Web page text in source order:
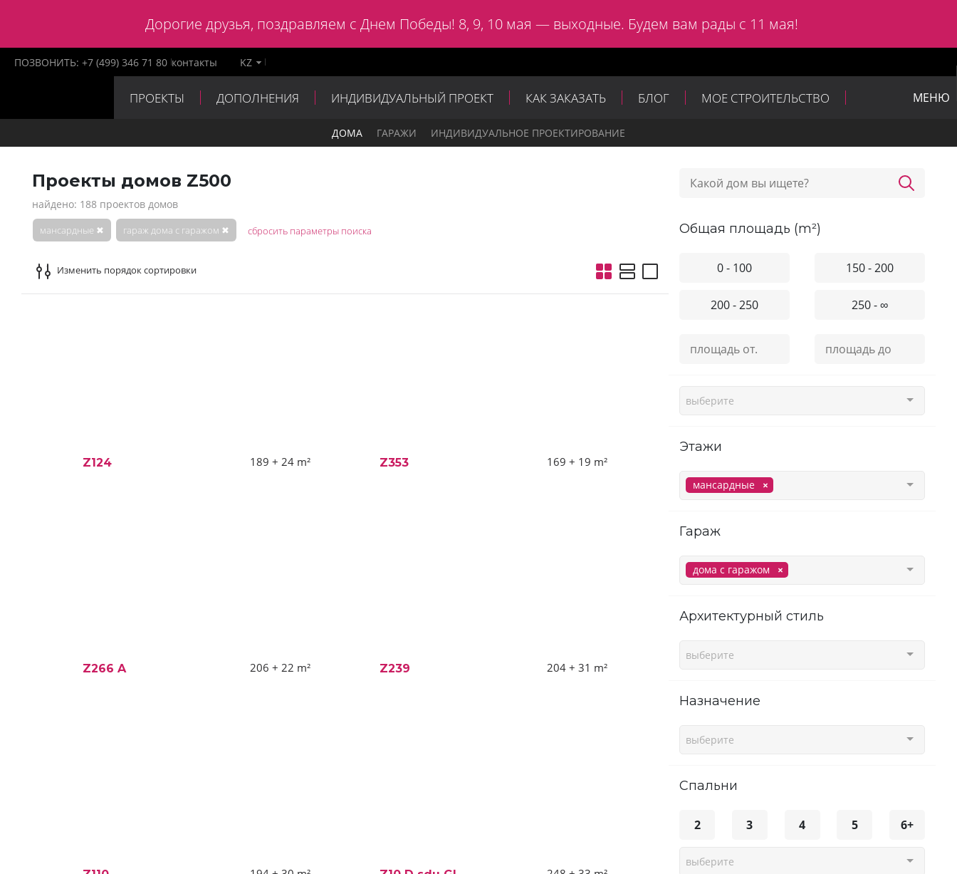
Дорогие друзья, поздравляем с Днем Победы! 8, 9, 10 мая — выходные. Будем вам рады с 11 мая!
ПОЗВОНИТЬ: +7 (499) 346 71 80 контакты KZ
ПРОЕКТЫ ДОПОЛНЕНИЯ ИНДИВИДУАЛЬНЫЙ ПРОЕКТ КАК ЗАКАЗАТЬ БЛОГ МОЕ СТРОИТЕЛЬСТВО МЕНЮ
ДОМА ГАРАЖИ ИНДИВИДУАЛЬНОЕ ПРОЕКТИРОВАНИЕ
Проекты домов Z500
найдено: 188 проектов домов
мансардные ✖ гараж дома с гаражом ✖ сбросить параметры поиска
Изменить порядок сортировки
Z124 189 + 24 m² Z353 169 + 19 m²
Z266 A 206 + 22 m² Z239 204 + 31 m²
общая площадь (m²)
0 - 100 150 - 200
200 - 250 250 - ∞
выберите
этажи
мансардные
гараж
дома с гаражом
Архитектурный стиль
выберите
Назначение
выберите
спальни
2 3 4 5 6+
выберите